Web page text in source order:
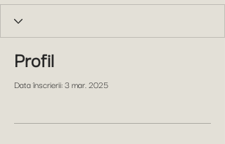
Profil
Data înscrierii: 3 mar. 2025